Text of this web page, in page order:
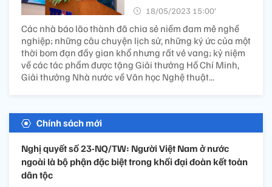
18/05/2023 15:00’
Các nhà báo lão thành đã chia sẻ niềm đam mê nghề
nghiệp; những câu chuyện lịch sử, những ký ức của một
thời bom đạn đầy gian khổ nhưng rất vẻ vang; kỷ niệm
về các tác phẩm được tặng Giải thưởng Hồ Chí Minh,
Giải thưởng Nhà nước về Văn học Nghệ thuật...
Chính sách mới
Nghị quyết số 23-NQ/TW: Người Việt Nam ở nước
ngoài là bộ phận đặc biệt trong khối đại đoàn kết toàn
dân tộc